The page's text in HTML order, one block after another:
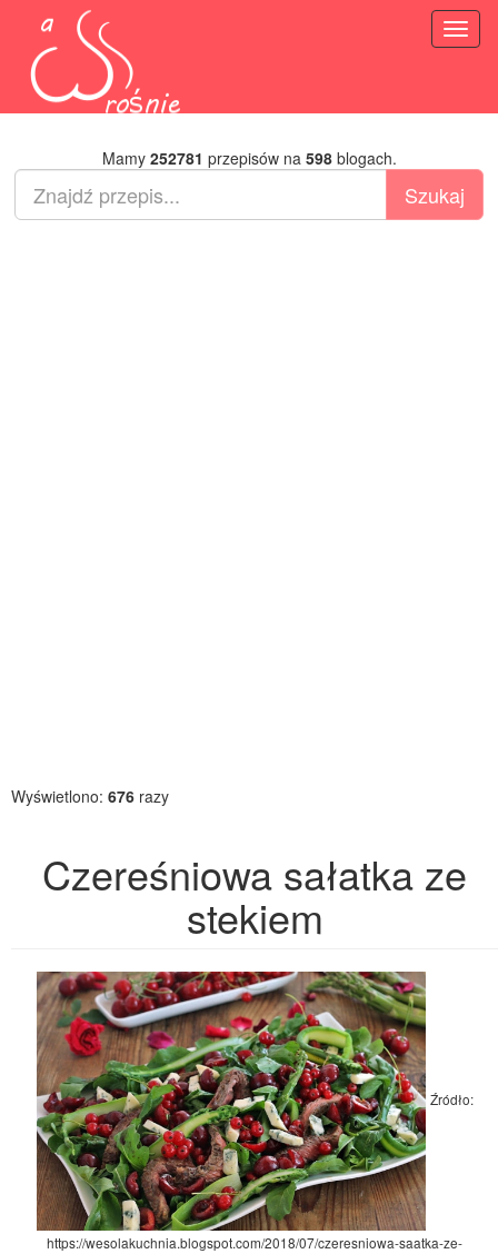
Mamy 252781 przepisów na 598blogach.
Wyświetlono: 676 razy
Czereśniowa sałatka ze
stekiem
Źródło:
https://wesolakuchnia.blogspot.com/2018/07/czeresniowa-saatka-ze-